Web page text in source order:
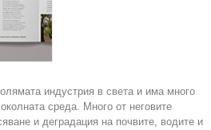
индустрия в света и има много
среда. Много от неговите
и деградация на почвите, водите и